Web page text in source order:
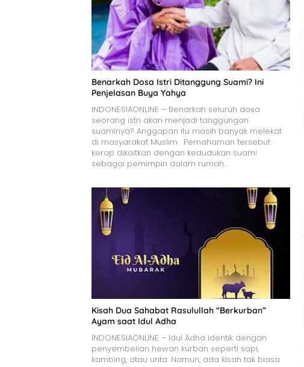
Benarkah Dosa Istri Ditanggung Suami? Ini
Penjelasan Buya Yahya
INDONESIAONLINE – Benarkah seluruh dosa
seorang istri akan menjadi tanggungan
suaminya? Anggapan itu masih banyak melekat
di masyarakat Muslim. Pemahaman tersebut
kerap dikaitkan dengan kedudukan suami
sebagai pemimpin dalam rumah…
Kisah Dua Sahabat Rasulullah “Berkurban”
Ayam saat Idul Adha
INDONESIAONLINE – Idul Adha identik dengan
penyembelian hewan kurban seperti sapi,
kambing, atau unta. Namun, ada kisah tak biasa